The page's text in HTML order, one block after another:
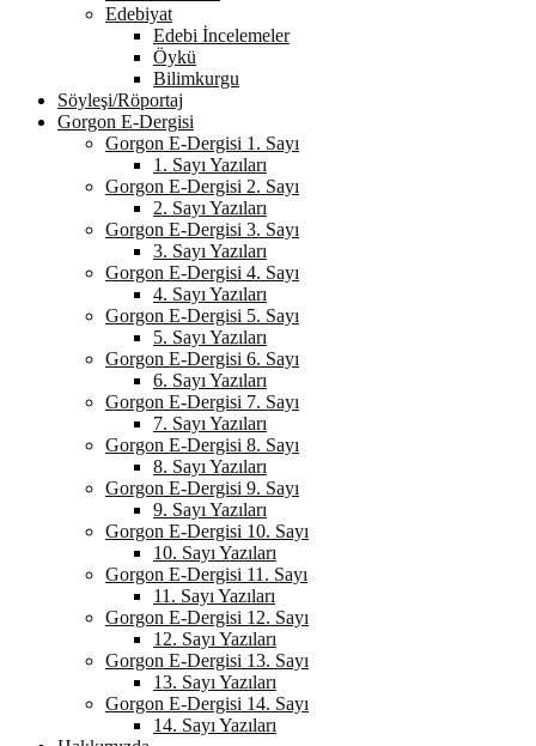
Edebiyat
Edebi İncelemeler
Öykü
Bilimkurgu
Söyleşi/Röportaj
Gorgon E-Dergisi
Gorgon E-Dergisi 1. Sayı
1. Sayı Yazıları
Gorgon E-Dergisi 2. Sayı
2. Sayı Yazıları
Gorgon E-Dergisi 3. Sayı
3. Sayı Yazıları
Gorgon E-Dergisi 4. Sayı
4. Sayı Yazıları
Gorgon E-Dergisi 5. Sayı
5. Sayı Yazıları
Gorgon E-Dergisi 6. Sayı
6. Sayı Yazıları
Gorgon E-Dergisi 7. Sayı
7. Sayı Yazıları
Gorgon E-Dergisi 8. Sayı
8. Sayı Yazıları
Gorgon E-Dergisi 9. Sayı
9. Sayı Yazıları
Gorgon E-Dergisi 10. Sayı
10. Sayı Yazıları
Gorgon E-Dergisi 11. Sayı
11. Sayı Yazıları
Gorgon E-Dergisi 12. Sayı
12. Sayı Yazıları
Gorgon E-Dergisi 13. Sayı
13. Sayı Yazıları
Gorgon E-Dergisi 14. Sayı
14. Sayı Yazıları